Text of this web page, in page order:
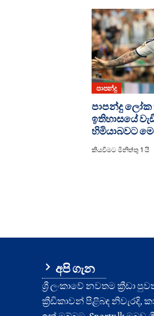
පාපන්දු
පාපන්දු
ඉතිහාසයේ
හිමියාබවට
කියවීමට මිනිත්තු 1 යි
අපි ගැන
ශ්‍රී ලංකාවේ නවතම ක්‍රීඩා
ක්‍රීඩිකාවන් පිළිබඳ නිවැරදි,